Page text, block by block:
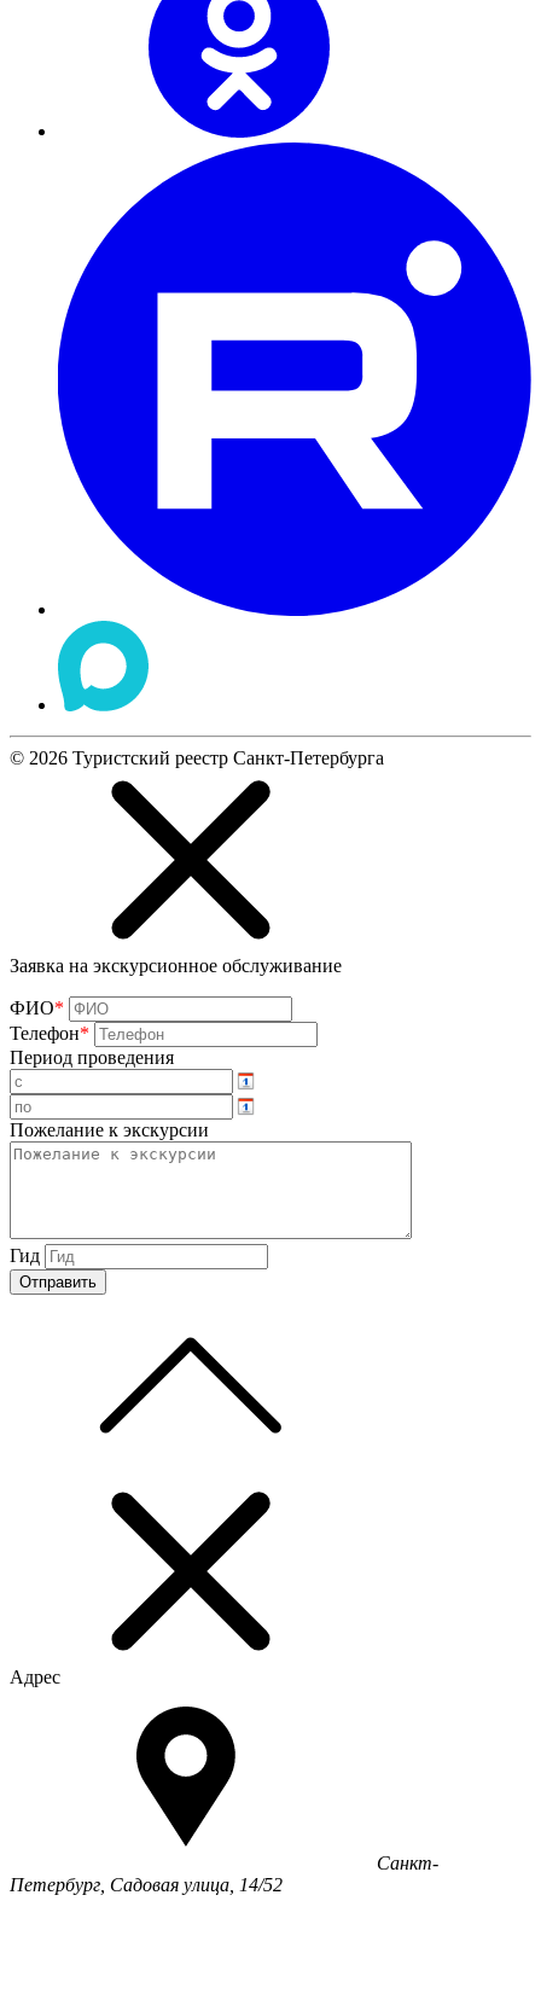
© 2026 Туристский реестр Санкт-Петербурга
Заявка на экскурсионное обслуживание
ФИО*
Телефон*
Период проведения
Пожелание к экскурсии
Гид
Адрес
Санкт-
Петербург, Садовая улица, 14/52